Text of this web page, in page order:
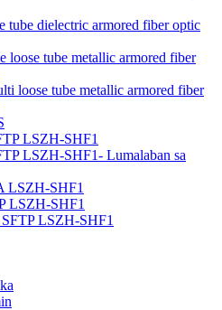
tube dielectric armored fiber optic
loose tube metallic armored fiber
loose tube metallic armored fiber
LSZH-SHF1
LSZH-SHF1- Lumalaban sa
LSZH-SHF1
LSZH-SHF1
LSZH-SHF1